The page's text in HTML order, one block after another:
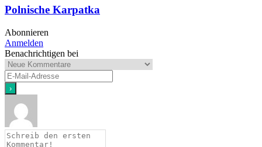
Polnische Karpatka
Abonnieren
Anmelden
Benachrichtigen bei